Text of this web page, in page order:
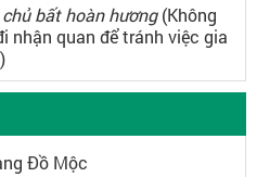
bất hoàn hương(Không
nhận quan để tránh việc gia
Đồ Mộc